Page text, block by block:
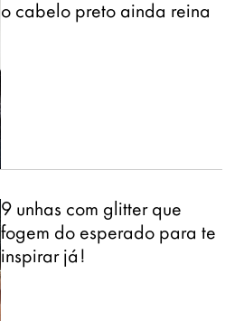
o cabelo preto ainda reina
9 unhas com glitter que
fogem do esperado para te
inspirar já!